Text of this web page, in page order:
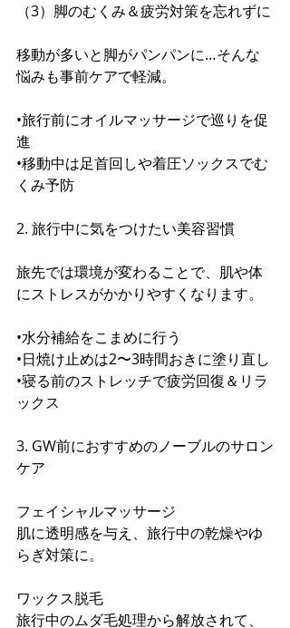
（3）脚のむくみ＆疲労対策を忘れずに
移動が多いと脚がパンパンに…そんな
悩みも事前ケアで軽減。
•旅行前にオイルマッサージで巡りを促
進
•移動中は足首回しや着圧ソックスでむ
くみ予防
2. 旅行中に気をつけたい美容習慣
旅先では環境が変わることで、肌や体
にストレスがかかりやすくなります。
•水分補給をこまめに行う
•日焼け止めは2〜3時間おきに塗り直し
•寝る前のストレッチで疲労回復＆リラ
ックス
3. GW前におすすめのノーブルのサロン
ケア
フェイシャルマッサージ
肌に透明感を与え、旅行中の乾燥やゆ
らぎ対策に。
ワックス脱毛
旅行中のムダ毛処理から解放されて、